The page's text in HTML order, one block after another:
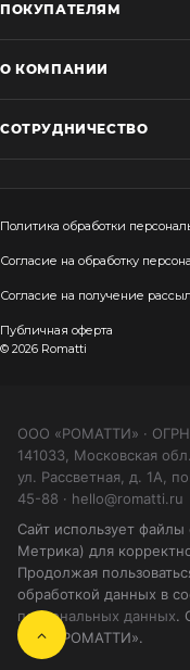
ПОКУПАТЕЛЯМ
О КОМПАНИИ
СОТРУДНИЧЕСТВО
Политика обработки
Согласие на обработку
Согласие на получение
Публичная оферта
© 2026 Romatti
ООО «РОМАТТИ» · ОГРН
141033, Московская
ул. Рассветная, д. 1А,
45-88 · hello@romatti.ru
Сайт использует
Метрика) для
Продолжая
обработкой данных в
персональных данных.
ООО «РОМАТТИ».